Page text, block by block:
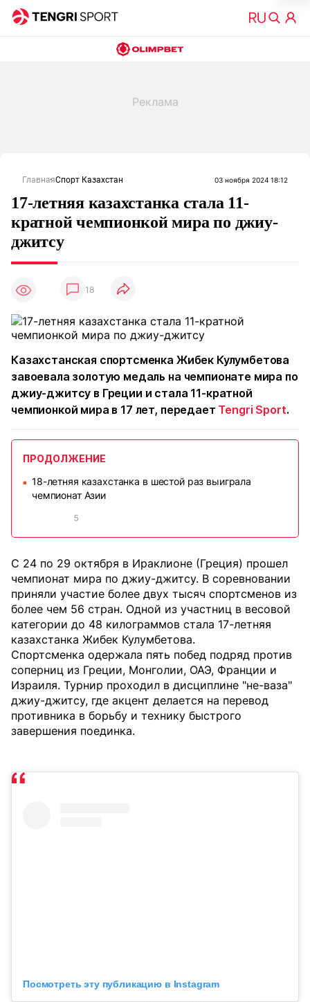
ГлавнаяСпорт Казахстан 03 ноября 2024 18:12
17-летняя казахстанка стала 11-
кратной чемпионкой мира по джиу-
джитсу
18
Казахстанская спортсменка Жибек Кулумбетова
завоевала золотую медаль на чемпионате мира по
джиу-джитсу в Греции и стала 11-кратной
чемпионкой мира в 17 лет, передает Tengri Sport.
ПРОДОЛЖЕНИЕ
■
18-летняя казахстанка в шестой раз выиграла
чемпионат Азии
5
С 24 по 29 октября в Ираклионе (Греция) прошел
чемпионат мира по джиу-джитсу. В соревновании
приняли участие более двух тысяч спортсменов из
более чем 56 стран. Одной из участниц в весовой
категории до 48 килограммов стала 17-летняя
казахстанка Жибек Кулумбетова.
Спортсменка одержала пять побед подряд против
соперниц из Греции, Монголии, ОАЭ, Франции и
Израиля. Турнир проходил в дисциплине "не-ваза"
джиу-джитсу, где акцент делается на перевод
противника в борьбу и технику быстрого
завершения поединка.
Посмотреть эту публикацию в Instagram